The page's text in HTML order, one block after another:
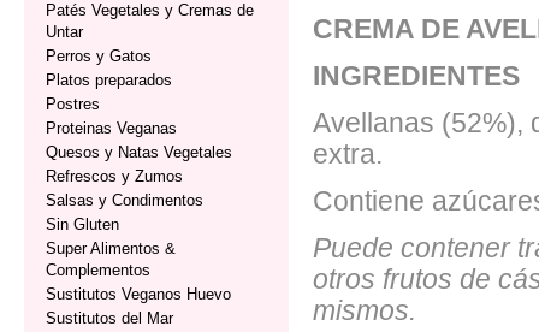
Patés Vegetales y Cremas de
Untar
Perros y Gatos
Platos preparados
Postres
Proteinas Veganas
Quesos y Natas Vegetales
Refrescos y Zumos
Salsas y Condimentos
Sin Gluten
Super Alimentos &
Complementos
Sustitutos Veganos Huevo
Sustitutos del Mar
CREMA DE
INGREDIENTES
Avellanas (52%),
extra.
Contiene
Puede contener
otros frutos de
mismos.